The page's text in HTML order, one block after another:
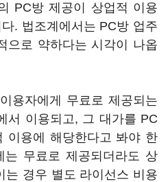
PC방 제공이 상업적 이용
. 법조계에서는 PC방 업주
으로 약하다는 시각이 나옵
용자에게 무료로 제공되는
서 이용되고, 그 대가를 PC
이용에 해당한다고 봐야 한
는 무료로 제공되더라도 상
는 경우 별도 라이선스 비용